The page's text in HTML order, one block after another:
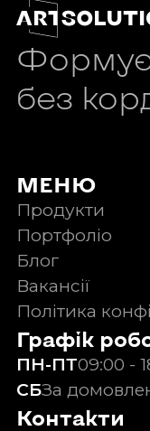
без
МЕНЮ
Продукти
Портфоліо
Блог
Вакансії
Політика
Графік
ПН-ПТ09:00 -
СБЗа
Контакти